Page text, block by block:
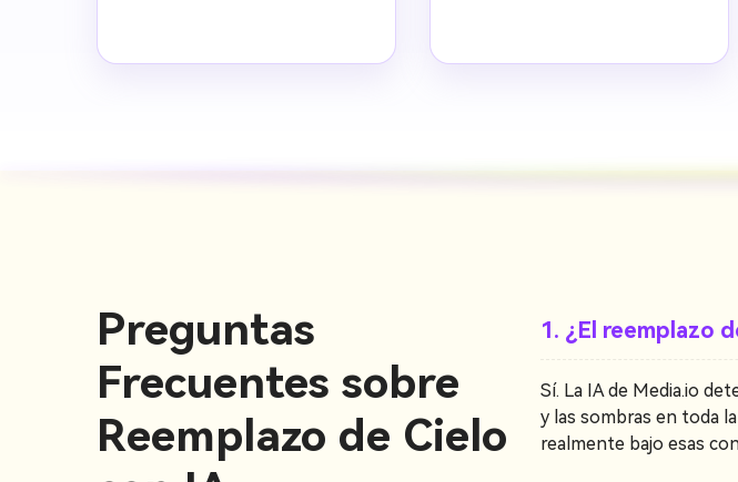
Preguntas
Frecuentes sobre
Reemplazo de Cielo
1. ¿El reemplazo
Sí. La IA de Media.io
y las sombras en toda
realmente bajo esas